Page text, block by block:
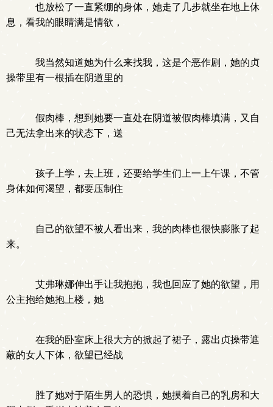
也放松了一直紧绷的身体，她走了几步就坐在地上休
息，看我的眼睛满是情欲，
我当然知道她为什么来找我，这是个恶作剧，她的贞
操带里有一根插在阴道里的
假肉棒，想到她要一直处在阴道被假肉棒填满，又自
己无法拿出来的状态下，送
孩子上学，去上班，还要给学生们上一上午课，不管
身体如何渴望，都要压制住
自己的欲望不被人看出来，我的肉棒也很快膨胀了起
来。
艾弗琳娜伸出手让我抱抱，我也回应了她的欲望，用
公主抱给她抱上楼，她
在我的卧室床上很大方的掀起了裙子，露出贞操带遮
蔽的女人下体，欲望已经战
胜了她对于陌生男人的恐惧，她摸着自己的乳房和大